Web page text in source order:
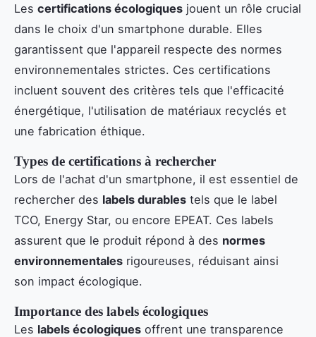
Les certifications écologiques jouent un rôle crucial
dans le choix d'un smartphone durable. Elles
garantissent que l'appareil respecte des normes
environnementales strictes. Ces certifications
incluent souvent des critères tels que l'efficacité
énergétique, l'utilisation de matériaux recyclés et
une fabrication éthique.
Types de certifications à rechercher
Lors de l'achat d'un smartphone, il est essentiel de
rechercher des labels durables tels que le label
TCO, Energy Star, ou encore EPEAT. Ces labels
assurent que le produit répond à des normes
environnementales rigoureuses, réduisant ainsi
son impact écologique.
Importance des labels écologiques
Les labels écologiques offrent une transparence